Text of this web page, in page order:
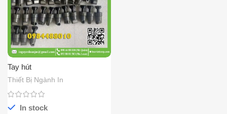
Tay hút
Thiết Bị Ngành In
In stock